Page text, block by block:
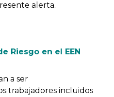
alerta.
Riesgo en el EEN
a ser
trabajadores incluidos